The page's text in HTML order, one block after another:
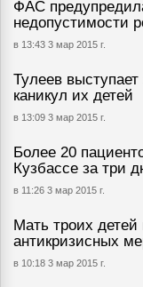
ФАС
недопустимости
в 13:43 3 мар 2015 г.
Тулеев
каникул их детей
в 13:09 3 мар 2015 г.
Более 20
Кузбассе за три
в 11:26 3 мар 2015 г.
Мать троих детей
антикризисных
в 10:18 3 мар 2015 г.